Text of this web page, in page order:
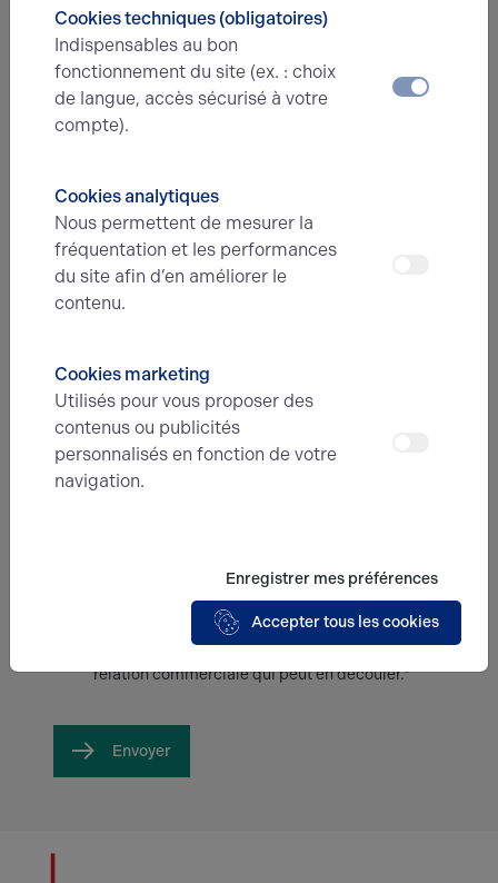
Prénom*
E-mail*
N° de téléphone*
Type d'offre
Message
En soumettant ce formulaire, j'accepte que
les informations saisies soient exploitées
dans le cadre de ma demande et de la
relation commerciale qui peut en découler.*
Envoyer
Cookies techniques (obligatoires)
Indispensables au bon
fonctionnement du site (ex. : choix
de langue, accès sécurisé à votre
compte).
Cookies analytiques
Nous permettent de mesurer la
fréquentation et les performances
du site afin d’en améliorer le
contenu.
Cookies marketing
Utilisés pour vous proposer des
contenus ou publicités
personnalisés en fonction de votre
navigation.
Enregistrer mes préférences
Accepter tous les cookies